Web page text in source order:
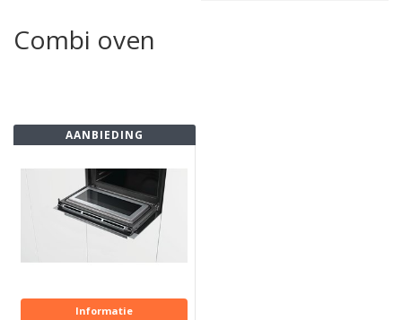
Combi oven
AANBIEDING
Informatie